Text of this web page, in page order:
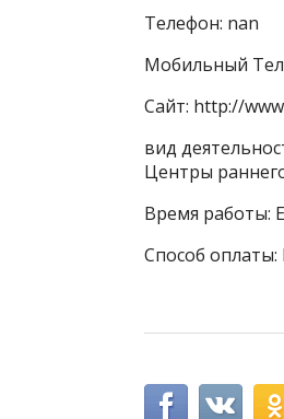
Телефон: nan
Мобильный
Сайт: http://
вид
Центры
Время работы:
Способ